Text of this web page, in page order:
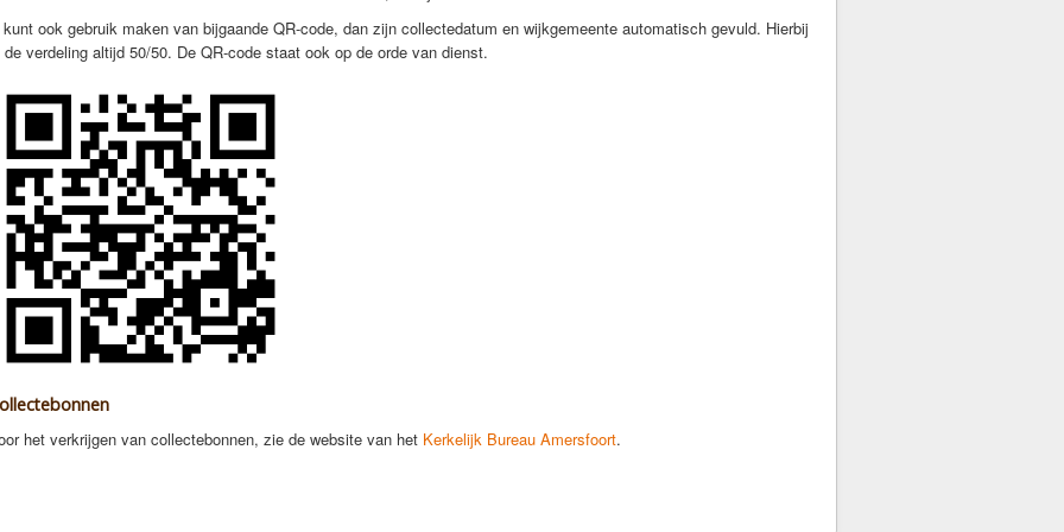
kunt ook gebruik maken van bijgaande QR-code, dan zijn collectedatum en wijkgemeente automatisch gevuld. Hierbij
de verdeling altijd 50/50. De QR-code staat ook op de orde van dienst.
het verkrijgen van collectebonnen, zie de website van het Kerkelijk Bureau Amersfoort.